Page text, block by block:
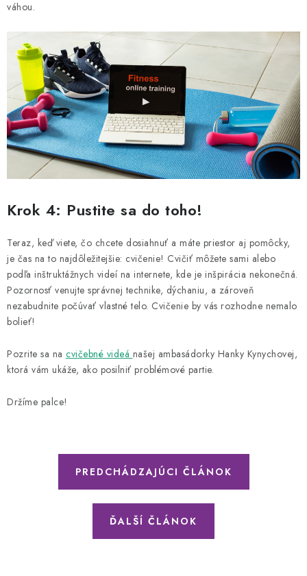
váhou.
Krok 4: Pustite sa do toho!
Teraz, keď viete, čo chcete dosiahnuť a máte priestor aj pomôcky,
je čas na to najdôležitejšie: cvičenie! Cvičiť môžete sami alebo
podľa inštruktážnych videí na internete, kde je inšpirácia nekonečná.
Pozornosť venujte správnej technike, dýchaniu, a zároveň
nezabudnite počúvať vlastné telo. Cvičenie by vás rozhodne nemalo
bolieť!
Pozrite sa na cvičebné videá našej ambasádorky Hanky Kynychovej,
ktorá vám ukáže, ako posilniť problémové partie.
Držíme palce!
PREDCHÁDZAJÚCI ČLÁNOK
ĎALŠÍ ČLÁNOK